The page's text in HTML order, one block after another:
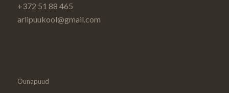
+372 51 88 465
arlipuukool@gmail.com
Õunapuud